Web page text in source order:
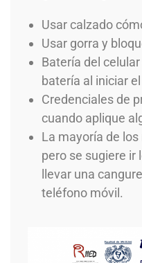
Usar calzado
Usar gorra y
Batería del
batería al iniciar
Credenciales de
cuando aplique
La mayoría de
pero se sugiere ir
llevar una
teléfono móvil.